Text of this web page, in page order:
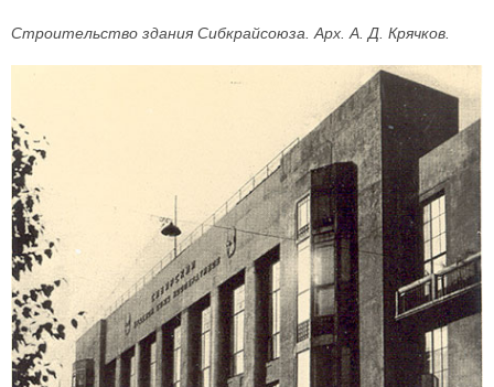
Строительство здания Сибкрайсоюза. Арх. А. Д. Крячков.